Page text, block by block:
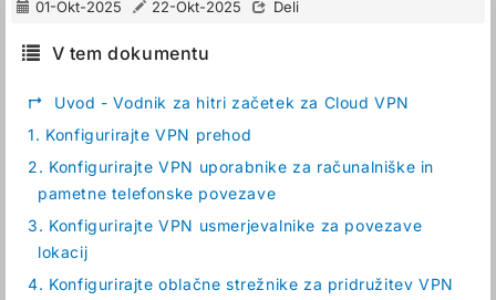
01-Okt-2025 22-Okt-2025 Deli
V tem dokumentu
↱
Uvod - Vodnik za hitri začetek za Cloud VPN
1. Konfigurirajte VPN prehod
2. Konfigurirajte VPN uporabnike za računalniške in
pametne telefonske povezave
3. Konfigurirajte VPN usmerjevalnike za povezave
lokacij
4. Konfigurirajte oblačne strežnike za pridružitev VPN